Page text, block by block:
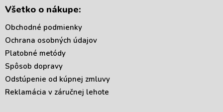
Všetko o nákupe:
Obchodné podmienky
Ochrana osobných údajov
Platobné metódy
Spôsob dopravy
Odstúpenie od kúpnej zmluvy
Reklamácia v záručnej lehote